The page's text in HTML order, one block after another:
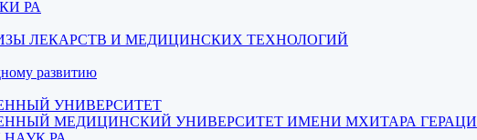
РА
ЛЕКАРСТВ И МЕДИЦИНСКИХ ТЕХНОЛОГИЙ
развитию
УНИВЕРСИТЕТ
МЕДИЦИНСКИЙ УНИВЕРСИТЕТ ИМЕНИ МХИТАРА ГЕРАЦИ